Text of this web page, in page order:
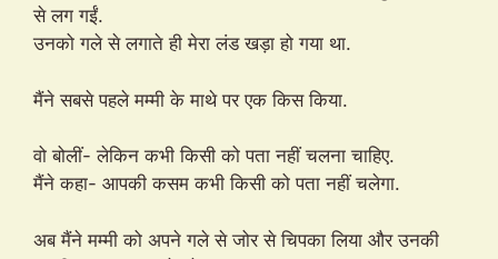
से लग गईं.
उनको गले से लगाते ही मेरा लंड खड़ा हो गया था.
मैंने सबसे पहले मम्मी के माथे पर एक किस किया.
वो बोलीं- लेकिन कभी किसी को पता नहीं चलना चाहिए.
मैंने कहा- आपकी कसम कभी किसी को पता नहीं चलेगा.
अब मैंने मम्मी को अपने गले से जोर से चिपका लिया और उनकी